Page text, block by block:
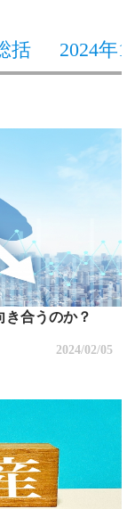
括 2024年1
き合うのか？
2024/02/05